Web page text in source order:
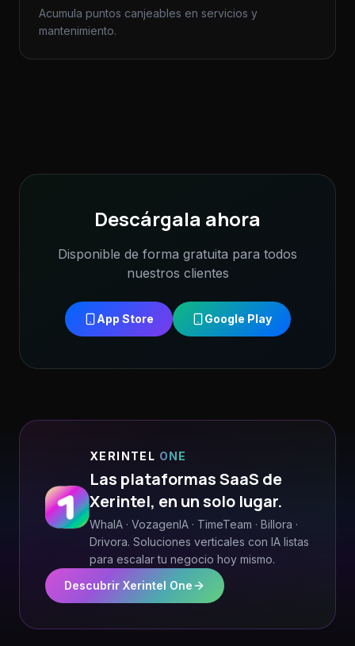
Acumula puntos canjeables en servicios y
mantenimiento.
Descárgala ahora
Disponible de forma gratuita para todos
nuestros clientes
App Store Google Play
XERINTEL ONE
Las plataformas SaaS de
Xerintel, en un solo lugar.
WhaIA · VozagenIA · TimeTeam · Billora ·
Drivora. Soluciones verticales con IA listas
para escalar tu negocio hoy mismo.
Descubrir Xerintel One